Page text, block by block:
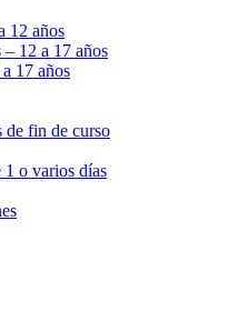
12 años
12 a 17 años
17 años
de fin de curso
1 o varios días